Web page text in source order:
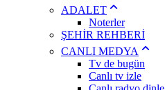
ADALET
Noterler
ŞEHİR REHBERİ
CANLI MEDYA
Tv de bugün
Canlı tv izle